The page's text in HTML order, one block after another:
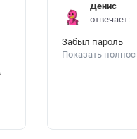
Денис
отвечает:
Забыл пароль
Показать